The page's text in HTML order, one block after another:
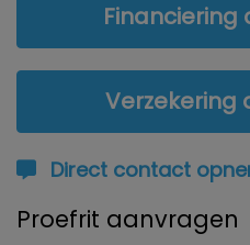
Verzekering
Direct contact
Proefrit aanvragen